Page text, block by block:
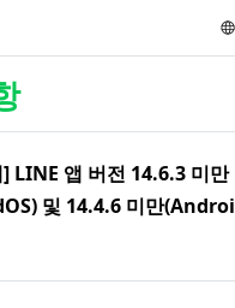
LINE 앱 버전 14.6.3 미만
및 14.4.6 미만